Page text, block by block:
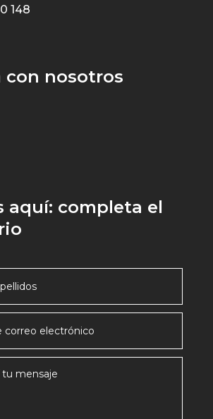
148
con nosotros
aquí: completa el